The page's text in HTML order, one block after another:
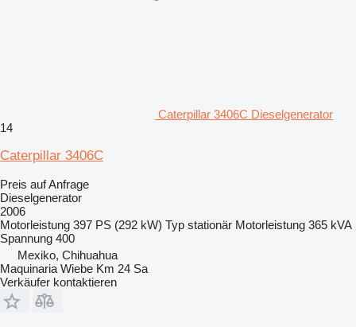
Caterpillar 3406C Dieselgenerator
14
Caterpillar 3406C
Preis auf Anfrage
Dieselgenerator
2006
Motorleistung 397 PS (292 kW) Typ stationär Motorleistung 365 kVA
Spannung 400
Mexiko, Chihuahua
Maquinaria Wiebe Km 24 Sa
Verkäufer kontaktieren